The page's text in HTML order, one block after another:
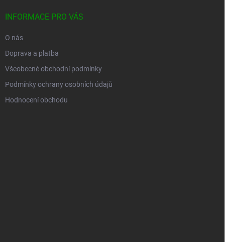
INFORMACE PRO VÁS
O nás
Doprava a platba
Všeobecné obchodní podmínky
Podmínky ochrany osobních údajů
Hodnocení obchodu